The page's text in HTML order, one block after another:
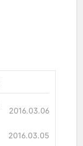
2016.03.06
2016.03.05